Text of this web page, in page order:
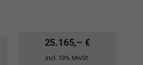
25.165,– €
incl. 19% MwSt.